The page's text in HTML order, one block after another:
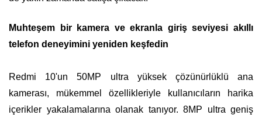
Muhteşem bir kamera ve ekranla giriş seviyesi akıllı
telefon deneyimini yeniden keşfedin
Redmi 10'un 50MP ultra yüksek çözünürlüklü ana
kamerası, mükemmel özellikleriyle kullanıcıların harika
içerikler yakalamalarına olanak tanıyor. 8MP ultra geniş